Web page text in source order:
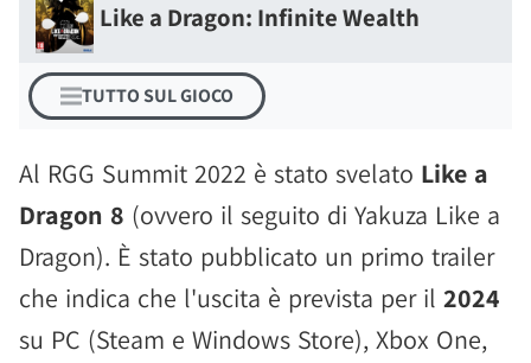
Like a Dragon: Infinite Wealth
TUTTO SUL GIOCO
Al RGG Summit 2022 è stato svelato Like a
Dragon 8 (ovvero il seguito di Yakuza Like a
Dragon). È stato pubblicato un primo trailer
che indica che l'uscita è prevista per il 2024
su PC (Steam e Windows Store), Xbox One,